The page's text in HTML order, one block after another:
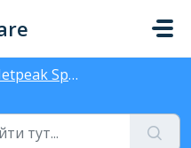
Spider